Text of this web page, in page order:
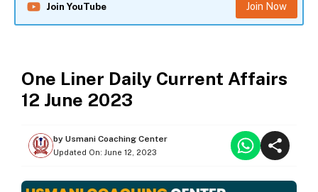
Join YouTube Join Now
One Liner Daily Current Affairs
12 June 2023
by Usmani Coaching Center
Updated On: June 12, 2023